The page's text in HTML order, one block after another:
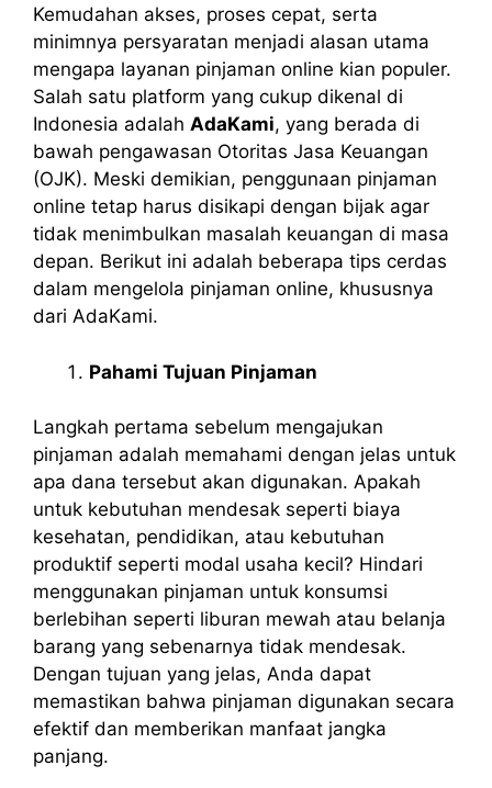
Kemudahan akses, proses cepat, serta
minimnya persyaratan menjadi alasan utama
mengapa layanan pinjaman online kian populer.
Salah satu platform yang cukup dikenal di
Indonesia adalah AdaKami, yang berada di
bawah pengawasan Otoritas Jasa Keuangan
(OJK). Meski demikian, penggunaan pinjaman
online tetap harus disikapi dengan bijak agar
tidak menimbulkan masalah keuangan di masa
depan. Berikut ini adalah beberapa tips cerdas
dalam mengelola pinjaman online, khususnya
dari AdaKami.
Pahami Tujuan Pinjaman
Langkah pertama sebelum mengajukan
pinjaman adalah memahami dengan jelas untuk
apa dana tersebut akan digunakan. Apakah
untuk kebutuhan mendesak seperti biaya
kesehatan, pendidikan, atau kebutuhan
produktif seperti modal usaha kecil? Hindari
menggunakan pinjaman untuk konsumsi
berlebihan seperti liburan mewah atau belanja
barang yang sebenarnya tidak mendesak.
Dengan tujuan yang jelas, Anda dapat
memastikan bahwa pinjaman digunakan secara
efektif dan memberikan manfaat jangka
panjang.